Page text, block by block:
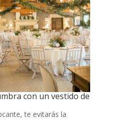
con un vestido de
te evitarás la